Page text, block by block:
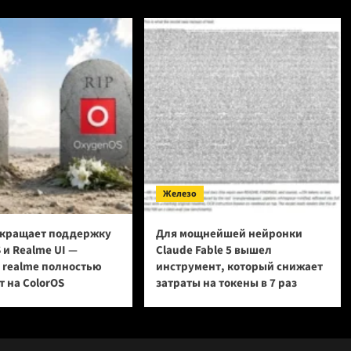
поддержку
и Realme UI —
realme полностью
на ColorOS
Железо
Для мощнейшей нейронки
Claude Fable 5 вышел
инструмент, который снижает
затраты на токены в 7 раз